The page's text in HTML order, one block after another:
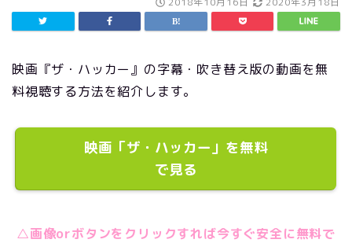
映画『ザ・ハッカー』の字幕・吹き替え版の動画を無
料視聴する方法を紹介します。
映画「ザ・ハッカー」を無料
で見る
△画像orボタンをクリックすれば今すぐ安全に無料で